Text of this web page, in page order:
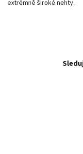
extrémně široké nehty.